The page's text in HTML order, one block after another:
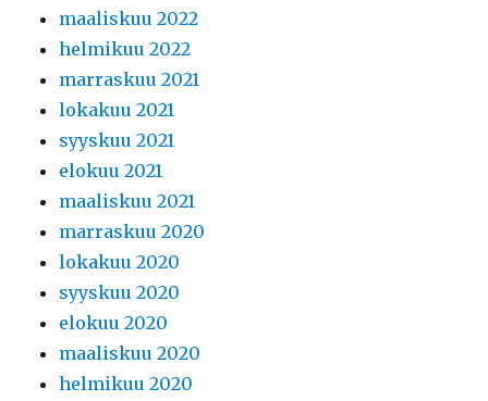
maaliskuu 2022
helmikuu 2022
marraskuu 2021
lokakuu 2021
syyskuu 2021
elokuu 2021
maaliskuu 2021
marraskuu 2020
lokakuu 2020
syyskuu 2020
elokuu 2020
maaliskuu 2020
helmikuu 2020